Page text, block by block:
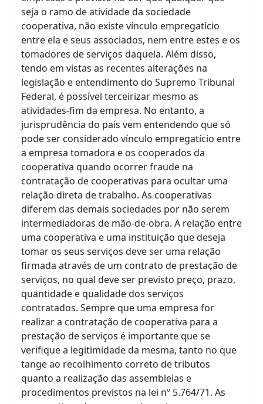
seja o ramo de atividade da sociedade
cooperativa, não existe vínculo empregatício
entre ela e seus associados, nem entre estes e os
tomadores de serviços daquela. Além disso,
tendo em vistas as recentes alterações na
legislação e entendimento do Supremo Tribunal
Federal, é possível terceirizar mesmo as
atividades-fim da empresa. No entanto, a
jurisprudência do país vem entendendo que só
pode ser considerado vínculo empregatício entre
a empresa tomadora e os cooperados da
cooperativa quando ocorrer fraude na
contratação de cooperativas para ocultar uma
relação direta de trabalho. As cooperativas
diferem das demais sociedades por não serem
intermediadoras de mão-de-obra. A relação entre
uma cooperativa e uma instituição que deseja
tomar os seus serviços deve ser uma relação
firmada através de um contrato de prestação de
serviços, no qual deve ser previsto preço, prazo,
quantidade e qualidade dos serviços
contratados. Sempre que uma empresa for
realizar a contratação de cooperativa para a
prestação de serviços é importante que se
verifique a legitimidade da mesma, tanto no que
tange ao recolhimento correto de tributos
quanto a realização das assembleias e
procedimentos previstos na lei nº 5.764/71. As